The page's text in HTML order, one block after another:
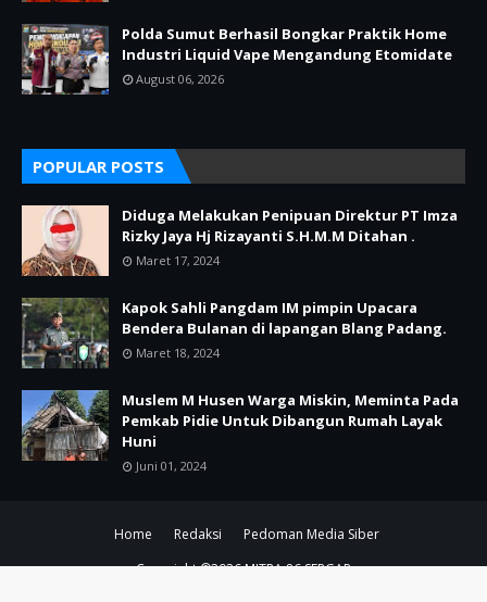
Polda Sumut Berhasil Bongkar Praktik Home
Industri Liquid Vape Mengandung Etomidate
August 06, 2026
POPULAR POSTS
Diduga Melakukan Penipuan Direktur PT Imza
Rizky Jaya Hj Rizayanti S.H.M.M Ditahan .
Maret 17, 2024
Kapok Sahli Pangdam IM pimpin Upacara
Bendera Bulanan di lapangan Blang Padang.
Maret 18, 2024
Muslem M Husen Warga Miskin, Meminta Pada
Pemkab Pidie Untuk Dibangun Rumah Layak
Huni
Juni 01, 2024
Home Redaksi
Pedoman Media Siber
Copyright ©2026MITRA 86 SERGAP